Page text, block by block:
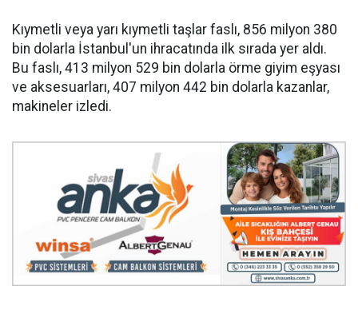
Kıymetli veya yarı kıymetli taşlar faslı, 856 milyon 380
bin dolarla İstanbul'un ihracatında ilk sırada yer aldı.
Bu faslı, 413 milyon 529 bin dolarla örme giyim eşyası
ve aksesuarları, 407 milyon 442 bin dolarla kazanlar,
makineler izledi.